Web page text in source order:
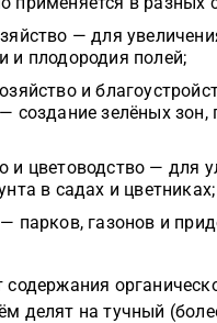
— для
и плодородия полей;
и
создание зелёных зон,
и цветоводство — для
в садах и цветниках;
парков, газонов и
содержания
делят на тучный